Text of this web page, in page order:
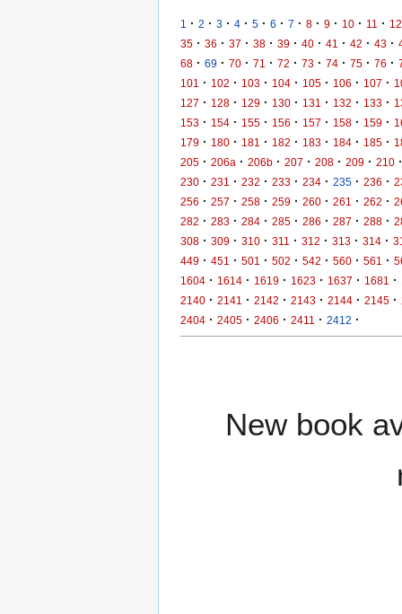
1 · 2 · 3 · 4 · 5 · 6 · 7 · 8 · 9 · 10 · 11 · 12
35 · 36 · 37 · 38 · 39 · 40 · 41 · 42 · 43 ·
68 · 69 · 70 · 71 · 72 · 73 · 74 · 75 · 76 ·
101
· 102 · 103 · 104 · 105 · 106 · 107 ·
127 · 128 · 129 · 130 · 131 · 132 · 133 ·
153 · 154 · 155 · 156 · 157 · 158 · 159 ·
179 · 180 · 181 · 182 · 183 · 184 · 185 ·
205 · 206a · 206b · 207 · 208 · 209 · 210 ·
230 · 231 · 232 · 233 · 234 · 235 · 236 ·
256 · 257 · 258 · 259 · 260 · 261 · 262 ·
282 · 283 · 284 · 285 · 286 · 287 · 288 ·
308 · 309 · 310 · 311 · 312 · 313 · 314 ·
449 · 451 · 501 · 502 · 542 · 560 · 561 ·
1604 · 1614 · 1619 · 1623 · 1637 · 1681 ·
2140 · 2141 · 2142 · 2143 · 2144 · 2145 ·
2404 · 2405 · 2406 · 2411 · 2412 ·
New book